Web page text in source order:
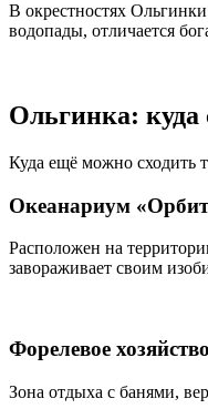
В окрестностях
водопады, отличается
Ольгинка: куда
Куда ещё можно сходить
Океанариум
Расположен на
завораживает своим
Форелевое
Зона отдыха с банями,